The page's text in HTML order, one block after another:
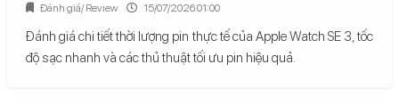
Đánh giá chi tiết thời lượng pin thực tế của Apple Watch SE 3, tốc
độ sạc nhanh và các thủ thuật tối ưu pin hiệu quả.
Đánh giá/ Review 15/07/2026 01:00